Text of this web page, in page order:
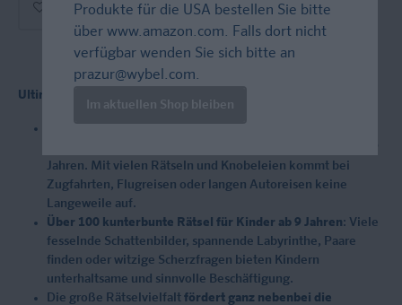
In den Warenkorb
Ultimativer Rätselspaß auf 192 Seiten zum attraktiven Preis
Jahren. Mit vielen Rätseln und Knobeleien kommt bei
Zugfahrten, Flugreisen oder langen Autoreisen keine
Langeweile auf.
Über 100 kunterbunte Rätsel für Kinder ab 9 Jahren: Viele
fesselnde Schattenbilder, spannende Labyrinthe, Paare
finden oder witzige Scherzfragen bieten Kindern
unterhaltsame und sinnvolle Beschäftigung.
Die große Rätselvielfalt fördert ganz nebenbei die
Produkte für die USA bestellen Sie bitte
über www.amazon.com. Falls dort nicht
verfügbar wenden Sie sich bitte an
prazur@wybel.com.
Im aktuellen Shop bleiben